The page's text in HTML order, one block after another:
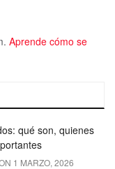
Aprende cómo se
qué son, quienes
1 MARZO, 2026